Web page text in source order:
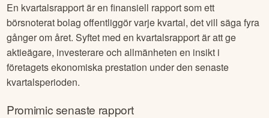
En kvartalsrapport är en finansiell rapport som ett
börsnoterat bolag offentliggör varje kvartal, det vill säga fyra
gånger om året. Syftet med en kvartalsrapport är att ge
aktieägare, investerare och allmänheten en insikt i
företagets ekonomiska prestation under den senaste
kvartalsperioden.
Promimicsenaste rapport